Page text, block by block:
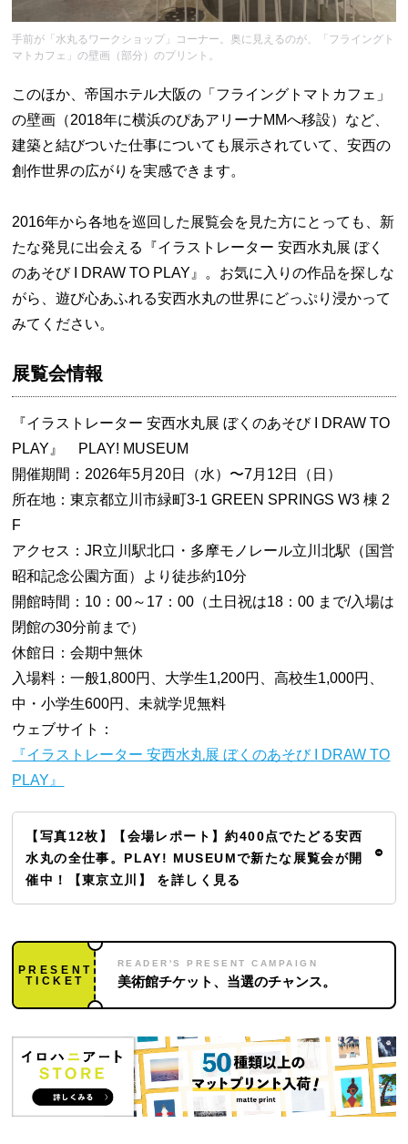
手前が「水丸るワークショップ」コーナー。奥に見えるのが、「フライングト
マトカフェ」の壁画（部分）のプリント。
このほか、帝国ホテル大阪の「フライングトマトカフェ」
の壁画（2018年に横浜のぴあアリーナMMへ移設）など、
建築と結びついた仕事についても展示されていて、安西の
創作世界の広がりを実感できます。
2016年から各地を巡回した展覧会を見た方にとっても、新
たな発見に出会える『イラストレーター 安西水丸展 ぼく
のあそび I DRAW TO PLAY』。お気に入りの作品を探しな
がら、遊び心あふれる安西水丸の世界にどっぷり浸かって
みてください。
展覧会情報
『イラストレーター 安西水丸展 ぼくのあそび I DRAW TO
PLAY』 PLAY! MUSEUM
開催期間：2026年5月20日（水）〜7月12日（日）
所在地：東京都立川市緑町3-1 GREEN SPRINGS W3 棟 2
F
アクセス：JR立川駅北口・多摩モノレール立川北駅（国営
昭和記念公園方面）より徒歩約10分
開館時間：10：00～17：00（土日祝は18：00 まで/入場は
閉館の30分前まで）
休館日：会期中無休
入場料：一般1,800円、大学生1,200円、高校生1,000円、
中・小学生600円、未就学児無料
ウェブサイト：
『イラストレーター 安西水丸展 ぼくのあそび I DRAW TO
PLAY』
【写真12枚】【会場レポート】約400点でたどる安西
水丸の全仕事。PLAY! MUSEUMで新たな展覧会が開
催中！【東京立川】 を詳しく見る
PRESENT
TICKET
READER'S PRESENT CAMPAIGN
美術館チケット、当選のチャンス。